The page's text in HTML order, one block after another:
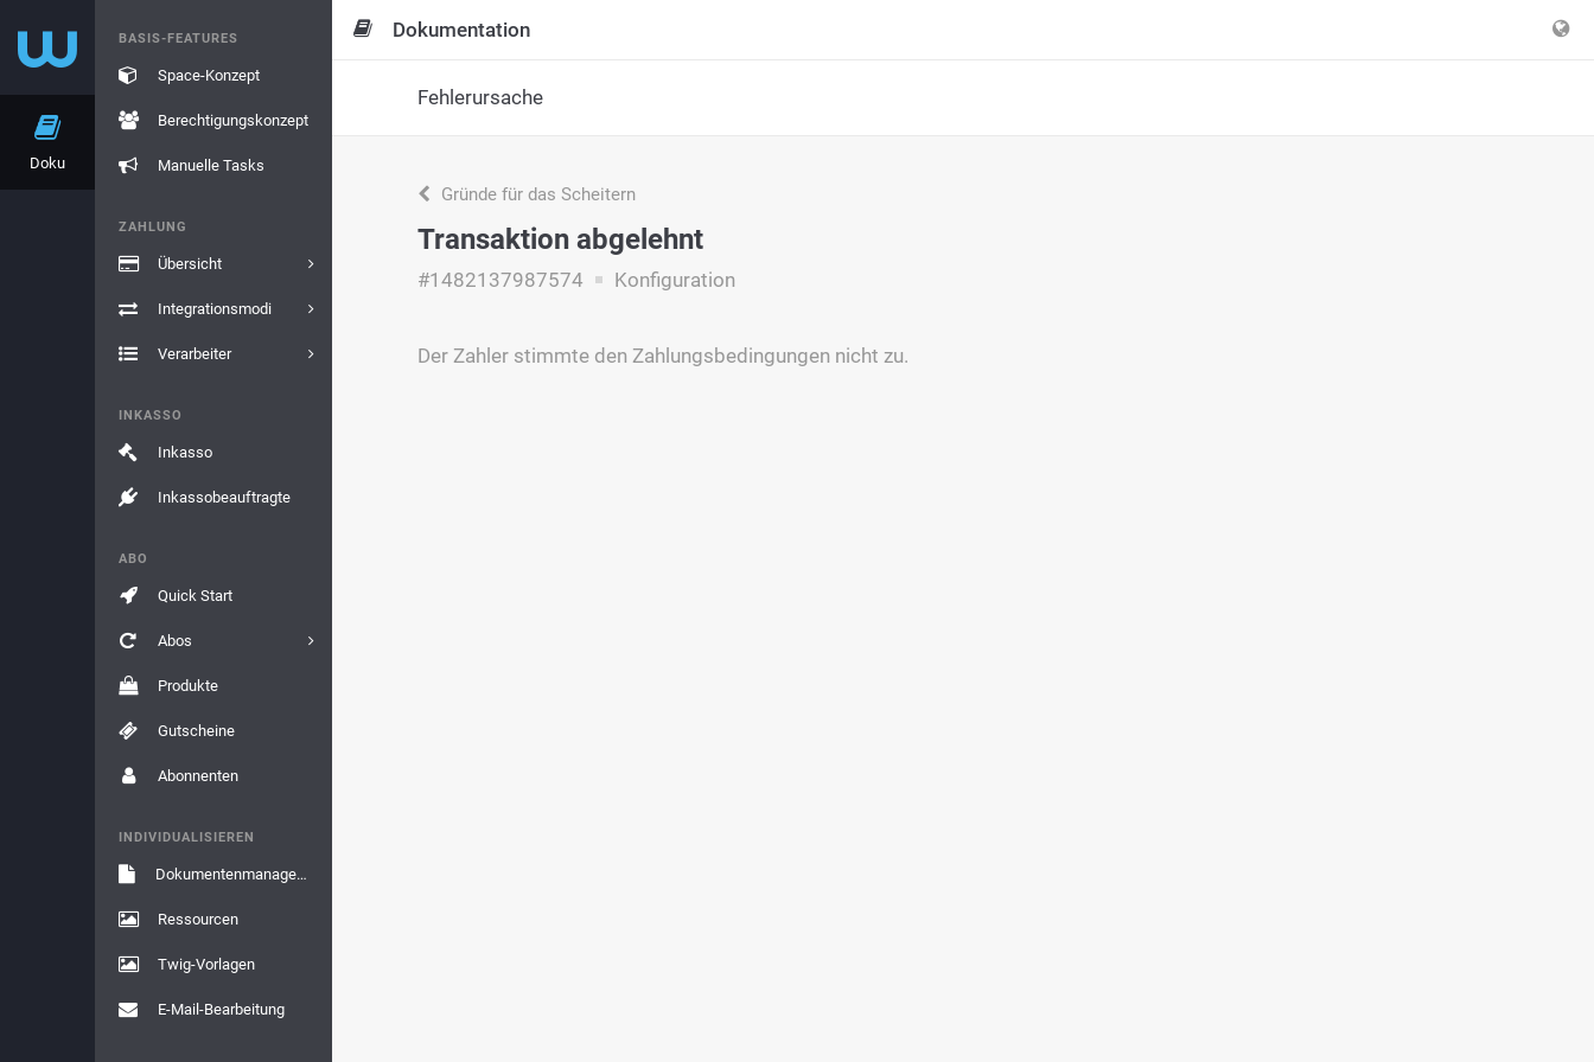
Doku
BASIS-FEATURES
Space-Konzept
Berechtigungskonzept
Manuelle Tasks
ZAHLUNG
Übersicht
Integrationsmodi
Verarbeiter
INKASSO
Inkasso
Inkassobeauftragte
ABO
Quick Start
Abos
Produkte
Gutscheine
Abonnenten
INDIVIDUALISIEREN
Dokumentenmanagement
Ressourcen
Twig-Vorlagen
E-Mail-Bearbeitung
Dokumentation
Fehlerursache
Gründe für das Scheitern
Transaktion abgelehnt
#1482137987574 Konfiguration
Der Zahler stimmte den Zahlungsbedingungen nicht zu.